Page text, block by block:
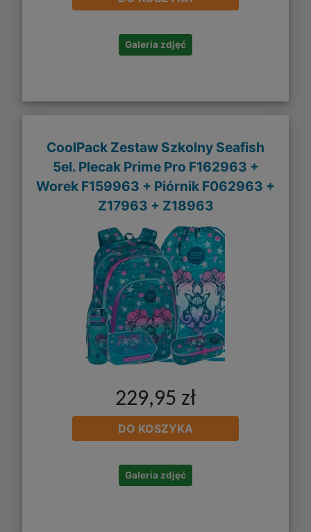
Galeria zdjęć
CoolPack Zestaw Szkolny Seafish
5el. Plecak Prime Pro F162963 +
Worek F159963 + Piórnik F062963 +
Z17963 + Z18963
229,95 zł
DO KOSZYKA
Galeria zdjęć